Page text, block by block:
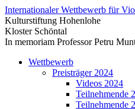
InternationalerWettbewerb für
Kulturstiftung Hohenlohe
Kloster Schöntal
In memoriam Professor Petru
Wettbewerb
Preisträger 2024
Videos 2024
Teilnehmende
Teilnehmende